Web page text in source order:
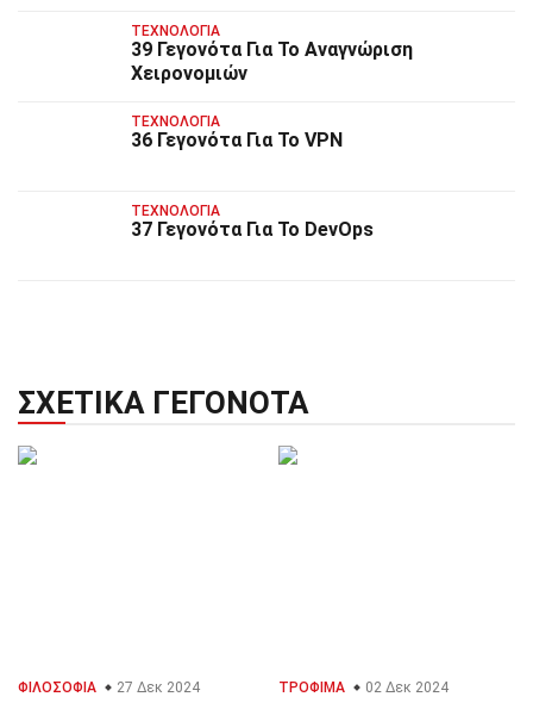
ΤΕΧΝΟΛΟΓΊΑ
39 Γεγονότα Για Το Αναγνώριση
Χειρονομιών
ΤΕΧΝΟΛΟΓΊΑ
36 Γεγονότα Για Το VPN
ΤΕΧΝΟΛΟΓΊΑ
37 Γεγονότα Για Το DevOps
ΣΧΕΤΙΚΆ ΓΕΓΟΝΌΤΑ
ΦΙΛΟΣΟΦΊΑ 27 Δεκ 2024 ΤΡΌΦΙΜΑ 02 Δεκ 2024